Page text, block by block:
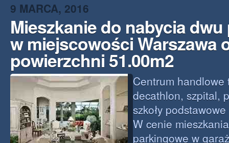
9 MARCA, 2016
Mieszkanie do nabycia
w miejscowości Warszawa
powierzchni 51.00m2
Centrum handlowe
decathlon, szpital,
szkoły
W cenie
parkingowe w